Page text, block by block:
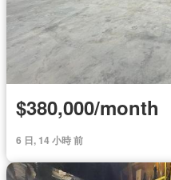
$380,000/month
6 日, 14 小時 前